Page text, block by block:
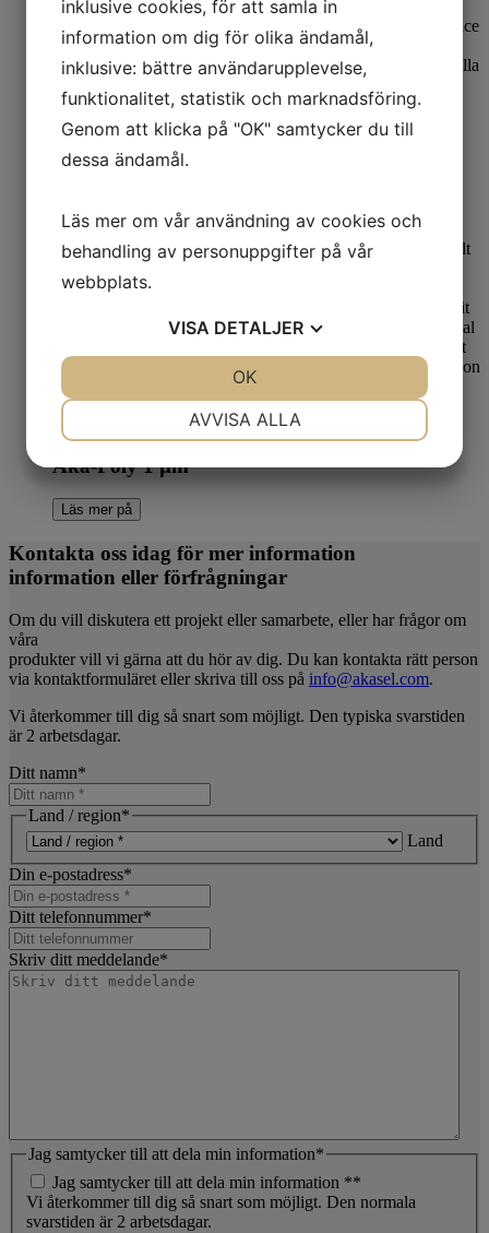
Metallografisk polering
Aka-Poly 6 µm
Metallografisk polering
Aka-Poly 1 µm
Läs mer på
Kontakta oss idag för mer information
information eller förfrågningar
Om du vill diskutera ett projekt eller samarbete, eller har frågor om
våra
produkter vill vi gärna att du hör av dig. Du kan kontakta rätt person
via kontaktformuläret eller skriva till oss på info@akasel.com.
Vi återkommer till dig så snart som möjligt. Den typiska svarstiden
är 2 arbetsdagar.
Ditt namn*
Land / region*
Land
Din e-postadress*
Ditt telefonnummer*
Skriv ditt meddelande*
Jag samtycker till att dela min information*
Jag samtycker till att dela min information **
Vi återkommer till dig så snart som möjligt. Den normala
svarstiden är 2 arbetsdagar.
inklusive cookies, för att samla in
information om dig för olika ändamål,
inklusive: bättre användarupplevelse,
funktionalitet, statistik och marknadsföring.
Genom att klicka på "OK" samtycker du till
dessa ändamål.
Läs mer om vår användning av cookies och
behandling av personuppgifter på vår
webbplats.
VISA DETALJER
AVVISA ALLA
OK